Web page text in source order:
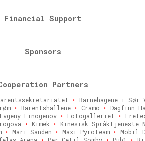
Financial Support
Sponsors
Partners
• Barnehagene i Sør-
• Barentshallene • Cramo • Dagfinn
Evgeny Finogenov • Fotogalleriet •
• Kimek • Kinesisk Språktjeneste
• Mari Sanden • Maxi Pyroteam • Mobil